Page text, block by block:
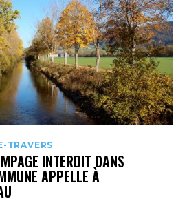
TRAVERS
INTERDIT DANS
APPELLE À